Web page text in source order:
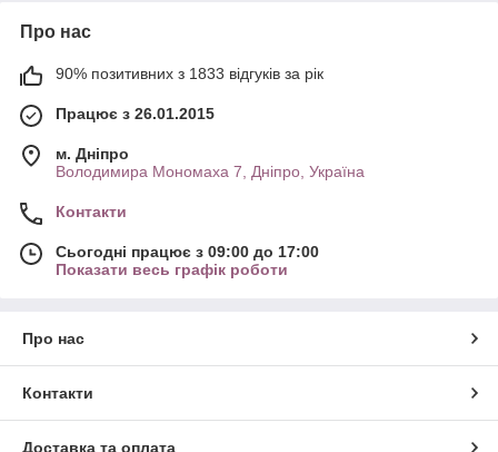
Про нас
90% позитивних з 1833 відгуків за рік
Працює з 26.01.2015
м. Дніпро
Володимира Мономаха 7, Дніпро, Україна
Контакти
Сьогодні працює з 09:00 до 17:00
Показати весь графік роботи
Про нас
Контакти
Доставка та оплата